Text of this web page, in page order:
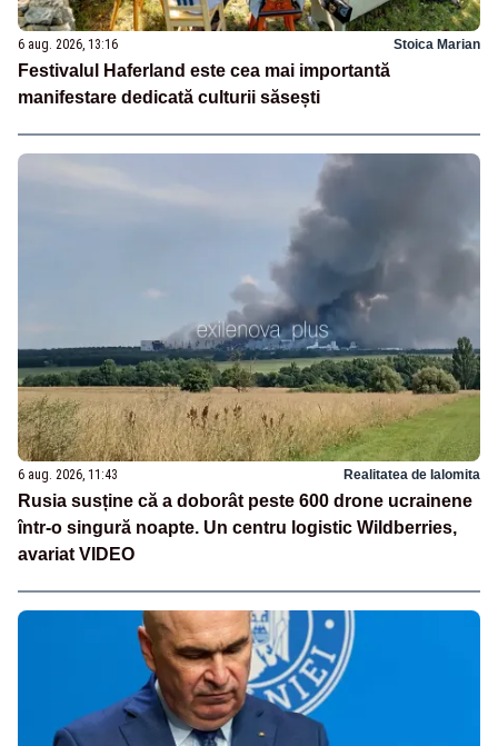
6 aug. 2026, 13:16 Stoica Marian
Festivalul Haferland este cea mai importantă
manifestare dedicată culturii săsești
6 aug. 2026, 11:43 Realitatea de Ialomita
Rusia susține că a doborât peste 600 drone ucrainene
într-o singură noapte. Un centru logistic Wildberries,
avariat VIDEO